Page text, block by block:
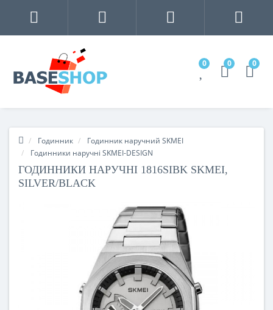
0 0 0
Годинник
Годинник наручний SKMEI
Годинники наручні SKMEI-DESIGN
ГОДИННИКИ НАРУЧНІ 1816SIBK SKMEI,
SILVER/BLACK